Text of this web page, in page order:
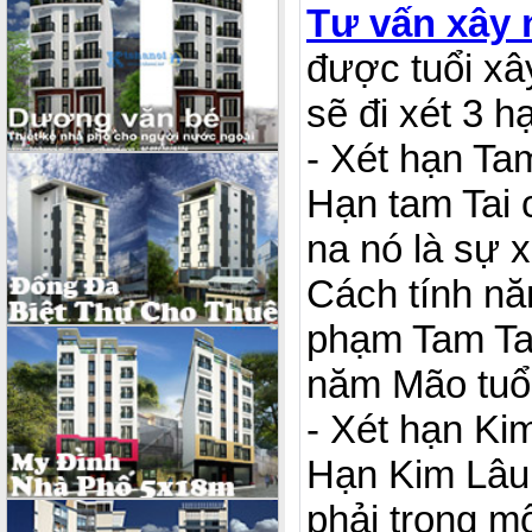
Tư vấn xây
được tuổi
sẽ đi xét 3
- Xét hạn
Hạn tam Tai
na nó là sự
Cách tính
phạm Tam
năm Mão
- Xét hạn
Hạn Kim
phải trong